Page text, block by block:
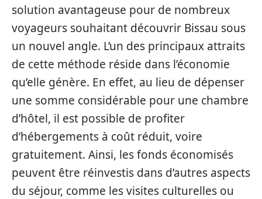
solution avantageuse pour de nombreux
voyageurs souhaitant découvrir Bissau sous
un nouvel angle. L’un des principaux attraits
de cette méthode réside dans l’économie
qu’elle génère. En effet, au lieu de dépenser
une somme considérable pour une chambre
d’hôtel, il est possible de profiter
d’hébergements à coût réduit, voire
gratuitement. Ainsi, les fonds économisés
peuvent être réinvestis dans d’autres aspects
du séjour, comme les visites culturelles ou